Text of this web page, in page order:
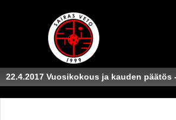
22.4.2017 Vuosikokous ja kauden päätös